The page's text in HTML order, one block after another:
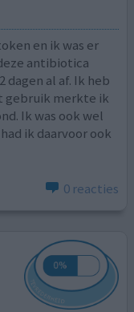
en ik was er
antibiotica
dagen al af. Ik heb
gebruik merkte ik
Ik was ook wel
ik daarvoor ook
0 reacties